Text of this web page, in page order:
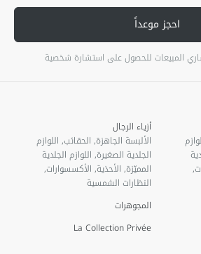
احجز موعداً
المبيعات للحصول على استشارة شخصية
أزياء الرجال
الألبسة الجاهزة, الحقائب, اللوازم
الجلدية الصغيرة, اللوازم الجلدية
المميّزة, الأحذية, الأكسسوارات,
النظارات الشمسية
المجوهرات
La Collection Privée